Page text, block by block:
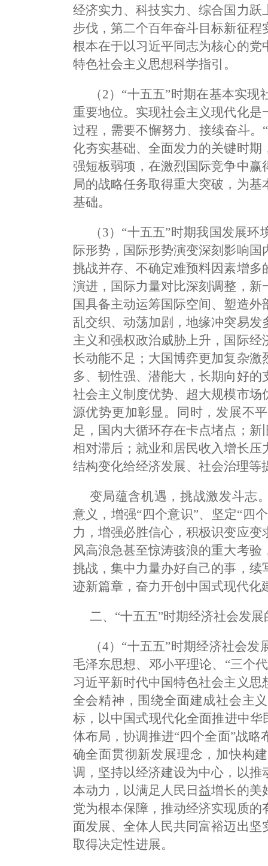
经济实力、科技实力、综合国力
步伐，第二个百年奋斗目标新征
根本在于以习近平同志为核心的
特色社会主义思想科学指引。
（2）“十五五”时期在基本实
重要地位。实现社会主义现代化
过程，需要不懈努力、接续奋斗
化夯实基础、全面发力的关键时
强短板弱项，在激烈国际竞争中
局的战略任务取得重大突破，为
基础。
（3）“十五五”时期我国发展
际形势，国际形势演变深刻影响
挑战并存、不确定难预料因素增
演进，国际力量对比深刻调整，
国具备主动运筹国际空间、塑造
乱交织、动荡加剧，地缘冲突易
主义和强权政治威胁上升，国际
长动能不足；大国博弈更加复杂
多、韧性强、潜能大，长期向好
社会主义制度优势、超大规模市
源优势更加彰显。同时，发展不
足，国内大循环存在卡点堵点；
相对滞后；就业和居民收入增长
结构变化给经济发展、社会治理
变局蕴含机遇，挑战激发斗志
意义，增强“四个意识”、坚定“四
力，增强必胜信心，积极识变应
风高浪急甚至惊涛骇浪的重大考
挑战，集中力量办好自己的事，
迹新篇章，奋力开创中国式现代化
二、“十五五”时期经济社会发
（4）“十五五”时期经济社会
毛泽东思想、邓小平理论、“三个
习近平新时代中国特色社会主义
全会精神，围绕全面建成社会主
标，以中国式现代化全面推进中
体布局，协调推进“四个全面”战
确全面贯彻新发展理念，加快构
调，坚持以经济建设为中心，以
本动力，以满足人民日益增长的
党为根本保障，推动经济实现质
面发展、全体人民共同富裕迈出
取得决定性进展。